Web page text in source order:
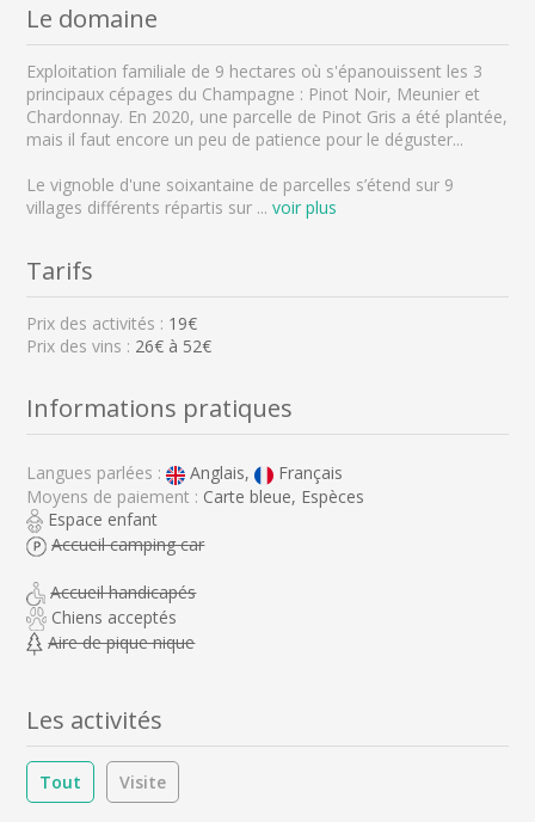
Le domaine
Exploitation familiale de 9 hectares où s'épanouissent les 3
principaux cépages du Champagne : Pinot Noir, Meunier et
Chardonnay. En 2020, une parcelle de Pinot Gris a été plantée,
mais il faut encore un peu de patience pour le déguster...
Le vignoble d'une soixantaine de parcelles s’étend sur 9
villages différents répartis sur ... voir plus
Tarifs
Prix des activités : 19€
Prix des vins : 26€ à 52€
Informations pratiques
Langues parlées : Anglais,
Français
Moyens de paiement : Carte bleue, Espèces
Espace enfant
Accueil camping car
Accueil handicapés
Chiens acceptés
Aire de pique nique
Les activités
Tout Visite